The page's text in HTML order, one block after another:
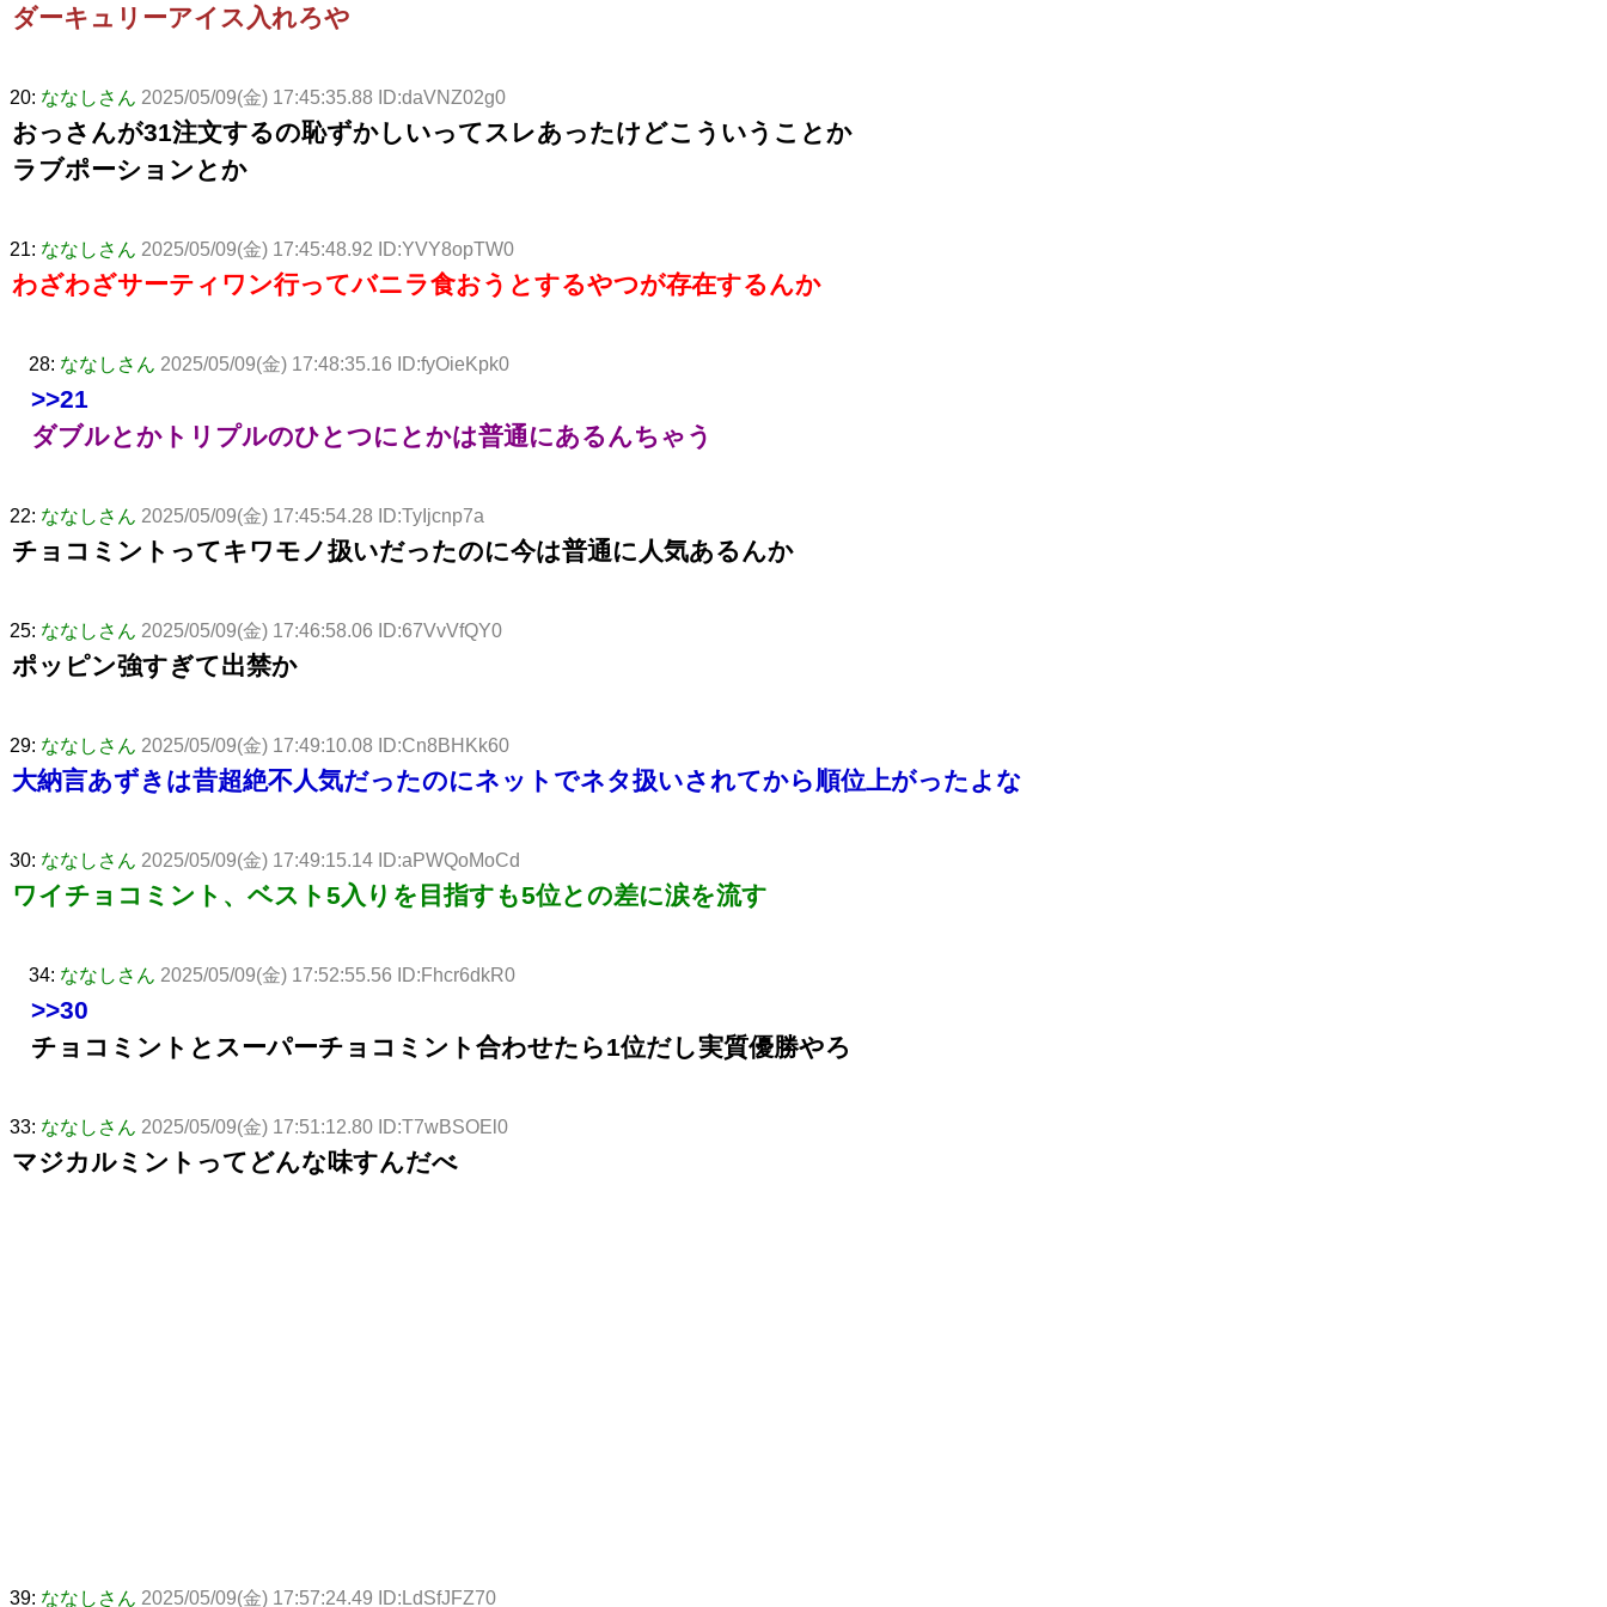
ダーキュリーアイス入れろや
20: ななしさん 2025/05/09(金) 17:45:35.88 ID:daVNZ02g0
おっさんが31注文するの恥ずかしいってスレあったけどこういうことか
ラブポーションとか
21: ななしさん 2025/05/09(金) 17:45:48.92 ID:YVY8opTW0
わざわざサーティワン行ってバニラ食おうとするやつが存在するんか
28: ななしさん 2025/05/09(金) 17:48:35.16 ID:fyOieKpk0
>>21
ダブルとかトリプルのひとつにとかは普通にあるんちゃう
22: ななしさん 2025/05/09(金) 17:45:54.28 ID:TyIjcnp7a
チョコミントってキワモノ扱いだったのに今は普通に人気あるんか
25: ななしさん 2025/05/09(金) 17:46:58.06 ID:67VvVfQY0
ポッピン強すぎて出禁か
29: ななしさん 2025/05/09(金) 17:49:10.08 ID:Cn8BHKk60
大納言あずきは昔超絶不人気だったのにネットでネタ扱いされてから順位上がったよな
30: ななしさん 2025/05/09(金) 17:49:15.14 ID:aPWQoMoCd
ワイチョコミント、ベスト5入りを目指すも5位との差に涙を流す
34: ななしさん 2025/05/09(金) 17:52:55.56 ID:Fhcr6dkR0
>>30
チョコミントとスーパーチョコミント合わせたら1位だし実質優勝やろ
33: ななしさん 2025/05/09(金) 17:51:12.80 ID:T7wBSOEl0
マジカルミントってどんな味すんだべ
39: ななしさん 2025/05/09(金) 17:57:24.49 ID:LdSfJFZ70